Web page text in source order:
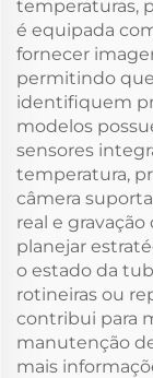
temperaturas,
é equipada
fornecer
permitindo
identifiquem
modelos
sensores
temperatura,
câmera
real e
planejar
o estado da
rotineiras ou
contribui para
manutenção
mais